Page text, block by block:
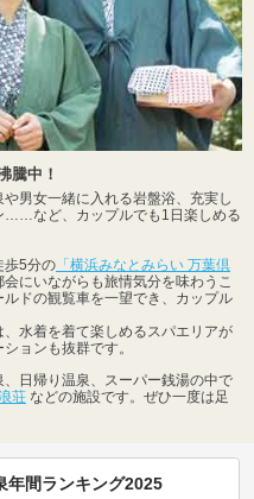
騰中！
男女一緒に入れる岩盤浴、充実し
……など、カップルでも1日楽しめる
歩5分の 「横浜みなとみらい 万葉倶
にいながらも旅情気分を味わうこ
ドの観覧車を一望でき、カップル
、水着を着て楽しめるスパエリアが
ョンも抜群です。
日帰り温泉、スーパー銭湯の中で
荘 などの施設です。ぜひ一度は足
年間ランキング2025